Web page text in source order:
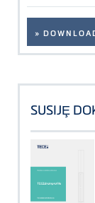
»
SUSIJȨ